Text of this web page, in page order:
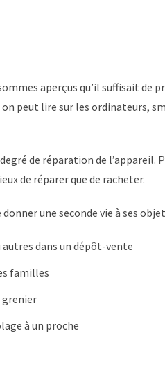
aperçus qu’il suffisait de
on peut lire sur les ordinateurs,
de réparation de l’appareil.
de réparer que de racheter.
une seconde vie à ses
autres dans un dépôt-vente
familles
grenier
à un proche